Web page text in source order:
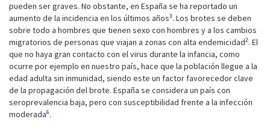
pueden ser graves. No obstante, en España se ha reportado un
aumento de la incidencia en los últimos años3. Los brotes se deben
sobre todo a hombres que tienen sexo con hombres y a los cambios
migratorios de personas que viajan a zonas con alta endemicidad2. El
que no haya gran contacto con el virus durante la infancia, como
ocurre por ejemplo en nuestro país, hace que la población llegue a la
edad adulta sin inmunidad, siendo este un factor favorecedor clave
de la propagación del brote. España se considera un país con
seroprevalencia baja, pero con susceptibilidad frente a la infección
moderada6.